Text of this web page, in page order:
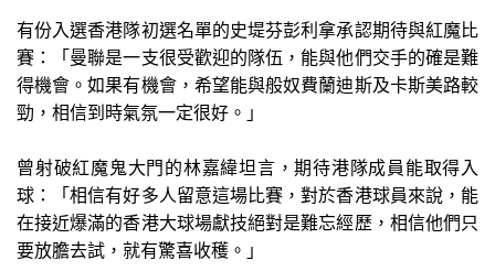
有份入選香港隊初選名單的史堤芬彭利拿承認期待與紅魔比
賽：「曼聯是一支很受歡迎的隊伍，能與他們交手的確是難
得機會。如果有機會，希望能與般奴費蘭迪斯及卡斯美路較
勁，相信到時氣氛一定很好。」
曾射破紅魔鬼大門的林嘉緯坦言，期待港隊成員能取得入
球：「相信有好多人留意這場比賽，對於香港球員來說，能
在接近爆滿的香港大球場獻技絕對是難忘經歷，相信他們只
要放膽去試，就有驚喜收穫。」